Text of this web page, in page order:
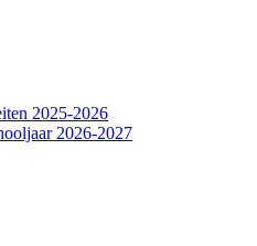
2025-2026
2026-2027